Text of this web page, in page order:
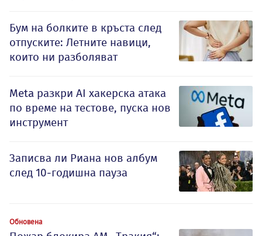
Бум на болките в кръста след
отпуските: Летните навици,
които ни разболяват
Meta разкри AI хакерска атака
по време на тестове, пуска нов
инструмент
Записва ли Риана нов албум
след 10-годишна пауза
Обновена